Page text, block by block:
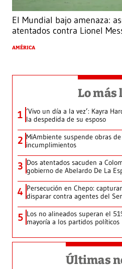
El Mundial bajo amenaza:
atentados contra Lionel
AMÉRICA
Lo más
1 ‘Vivo un día a la vez’: Kayra
la despedida de su esposo
2 MiAmbiente suspende obras
incumplimientos
3 Dos atentados sacuden a
gobierno de Abelardo De La
4 Persecución en Chepo:
disparar contra agentes del
5 Los no alineados superan el
mayoría a los partidos políticos
Últimas